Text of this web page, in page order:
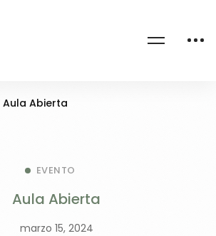
Aula Abierta
EVENTO
Aula Abierta
marzo 15, 2024